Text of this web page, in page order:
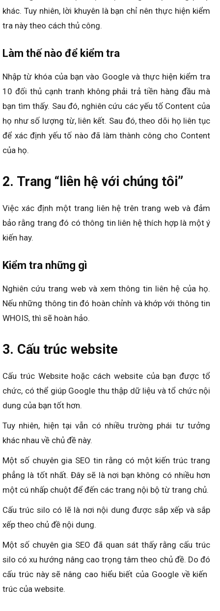
khác. Tuy nhiên, lời khuyên là bạn chỉ nên thực hiện kiểm
tra này theo cách thủ công.
Làm thế nào để kiểm tra
Nhập từ khóa của bạn vào Google và thực hiện kiểm tra
10 đối thủ cạnh tranh không phải trả tiền hàng đầu mà
bạn tìm thấy. Sau đó, nghiên cứu các yếu tố Content của
họ như số lượng từ, liên kết. Sau đó, theo dõi họ liên tục
để xác định yếu tố nào đã làm thành công cho Content
của họ.
2. Trang “liên hệ với chúng tôi”
Việc xác định một trang liên hệ trên trang web và đảm
bảo rằng trang đó có thông tin liên hệ thích hợp là một ý
kiến hay.
Kiểm tra những gì
Nghiên cứu trang web và xem thông tin liên hệ của họ.
Nếu những thông tin đó hoàn chỉnh và khớp với thông tin
WHOIS, thì sẽ hoàn hảo.
3. Cấu trúc website
Cấu trúc Website hoặc cách website của bạn được tổ
chức, có thể giúp Google thu thập dữ liệu và tổ chức nội
dung của bạn tốt hơn.
Tuy nhiên, hiện tại vẫn có nhiều trường phái tư tưởng
khác nhau về chủ đề này.
Một số chuyên gia SEO tin rằng có một kiến ​​trúc trang
phẳng là tốt nhất. Đây sẽ là nơi bạn không có nhiều hơn
một cú nhấp chuột để đến các trang nội bộ từ trang chủ.
Cấu trúc silo có lẽ là nơi nội dung được sắp xếp và sắp
xếp theo chủ đề nội dung.
Một số chuyên gia SEO đã quan sát thấy rằng cấu trúc
silo có xu hướng nâng cao trọng tâm theo chủ đề. Do đó
cấu trúc này sẽ nâng cao hiểu biết của Google về kiến ​​
trúc của website.